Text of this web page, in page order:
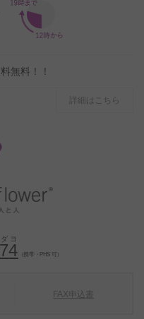
無料！！
詳細はこちら
74 （携帯・PHS 可）
FAX申込書